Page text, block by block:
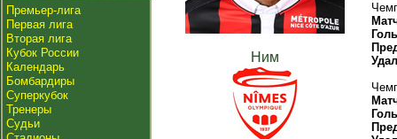
Премьер-лига
Первая лига
Вторая лига
Кубок России
Календарь
Бомбардиры
Суперкубок
Тренеры
Судьи
Ним